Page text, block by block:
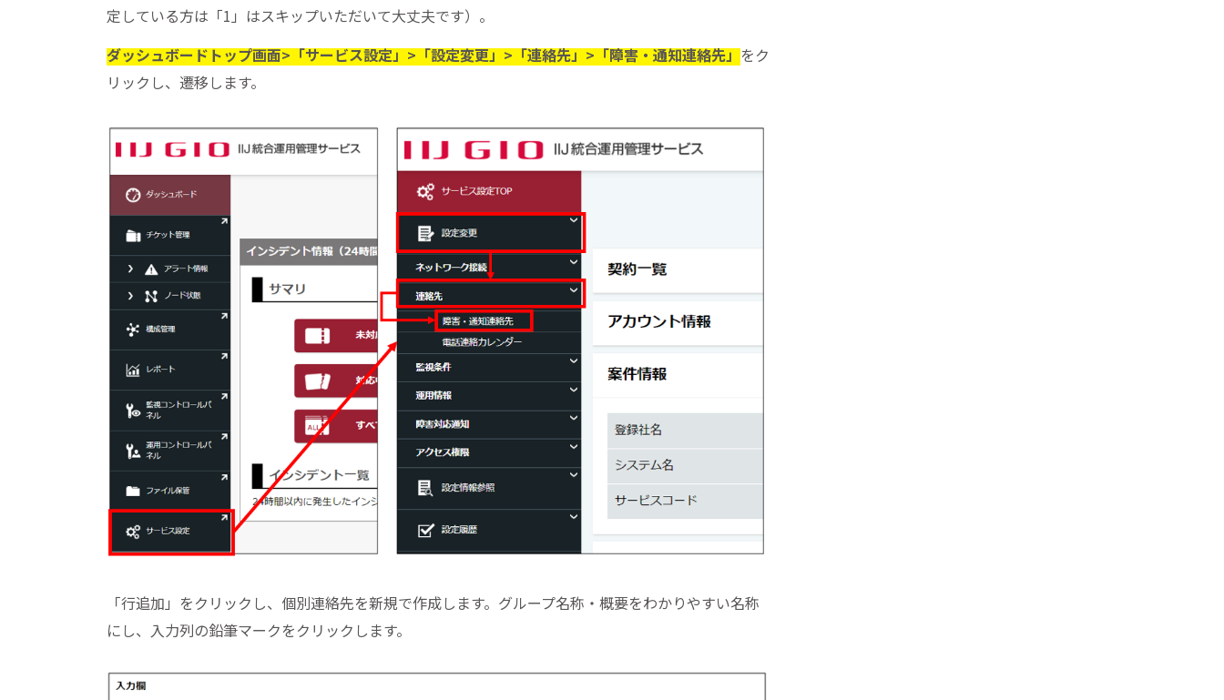
定している方は「1」はスキップいただいて大丈夫です）。
ダッシュボードトップ画面>「サービス設定」>「設定変更」>「連絡先」>「障害・通知連絡先」をク
リックし、遷移します。
「行追加」をクリックし、個別連絡先を新規で作成します。グループ名称・概要をわかりやすい名称
にし、入力列の鉛筆マークをクリックします。